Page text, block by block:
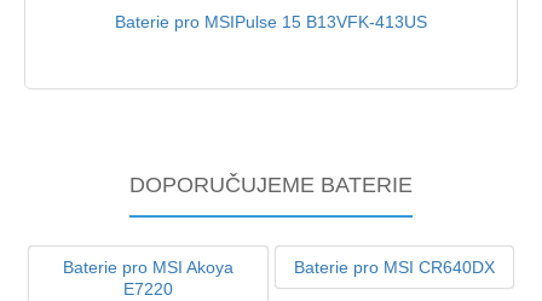
Baterie pro MSIPulse 15 B13VFK-413US
DOPORUČUJEME BATERIE
Baterie pro MSI Akoya
E7220
Baterie pro MSI CR640DX